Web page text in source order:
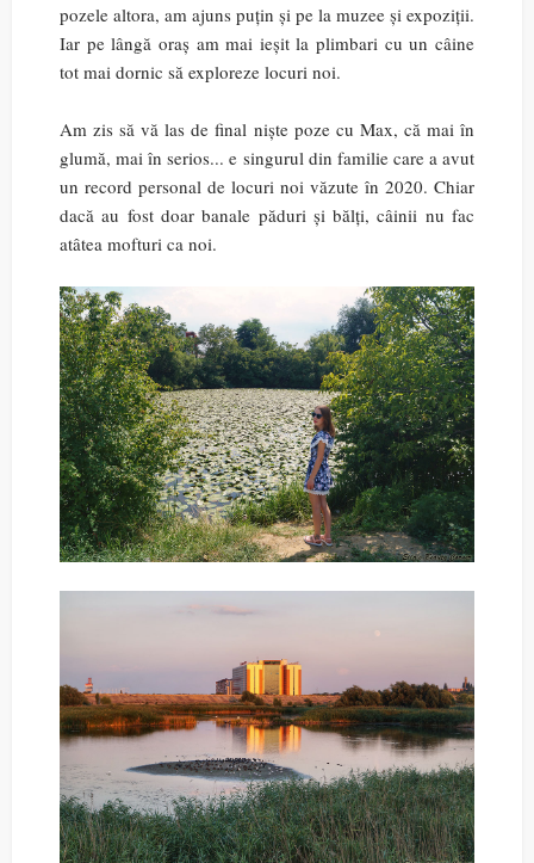
pozele altora, am ajuns puțin și pe la muzee și expoziții.
Iar pe lângă oraș am mai ieșit la plimbari cu un câine
tot mai dornic să exploreze locuri noi.
Am zis să vă las de final niște poze cu Max, că mai în
glumă, mai în serios... e singurul din familie care a avut
un record personal de locuri noi văzute în 2020. Chiar
dacă au fost doar banale păduri și bălți, câinii nu fac
atâtea mofturi ca noi.